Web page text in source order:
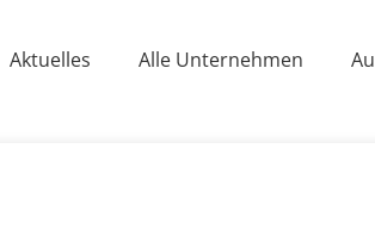
Aktuelles Alle Unternehmen